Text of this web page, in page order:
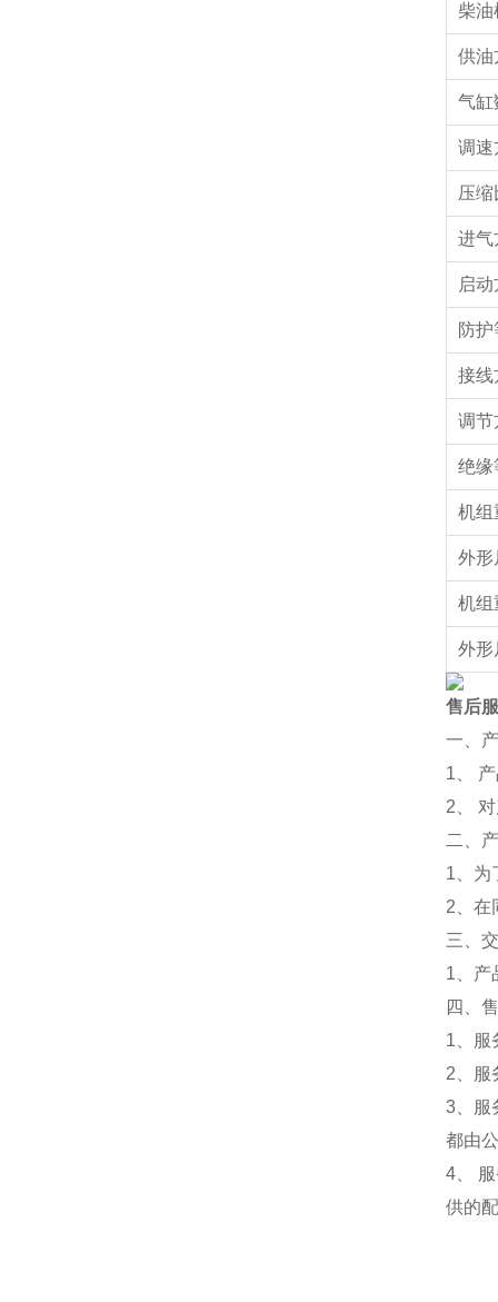
柴油
供油
气缸
调速
压缩
进气
启
防
接线
调节
绝缘
机组
外形
机组
外形
售后
一、
1、
2、
二、
1、为
2、在
三、
1、产
四、
1、服
2、服
3、服
都由
4、
供的